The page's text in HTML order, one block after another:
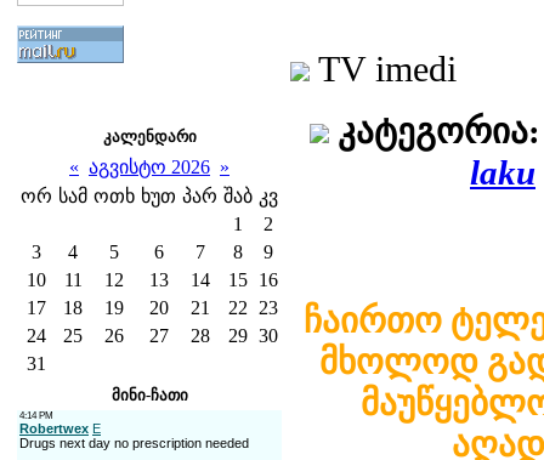
კალენდარი
« აგვისტო 2026 »
ორ სამ ოთხ ხუთ პარ შაბ კვ
1
2
3
4 5 6 7 8
9
10
11 12 13 14 15 16
17
18 19 20 21 22
23
24
25 26 27 28 29 30
31
მინი-ჩათი
TV imedi
კატეგორია:
laku
ჩაირთო ტელე
მხოლოდ